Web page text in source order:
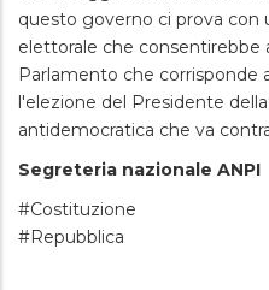
questo governo ci prova con
elettorale che consentirebbe
Parlamento che corrisponde
l'elezione del Presidente
antidemocratica che va
Segreteria nazionale ANPI
#Costituzione
#Repubblica